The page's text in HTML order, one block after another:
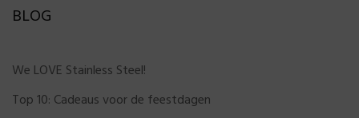
BLOG
We LOVE Stainless Steel!
Top 10: Cadeaus voor de feestdagen